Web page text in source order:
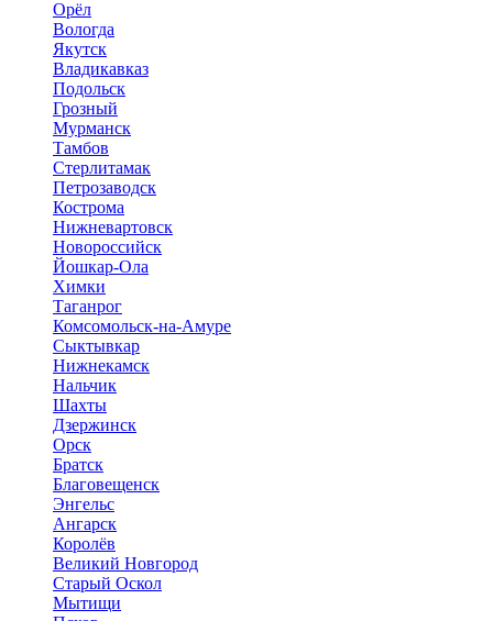
Орёл
Вологда
Якутск
Владикавказ
Подольск
Грозный
Мурманск
Тамбов
Стерлитамак
Петрозаводск
Кострома
Нижневартовск
Новороссийск
Йошкар-Ола
Химки
Таганрог
Комсомольск-на-Амуре
Сыктывкар
Нижнекамск
Нальчик
Шахты
Дзержинск
Орск
Братск
Благовещенск
Энгельс
Ангарск
Королёв
Великий Новгород
Старый Оскол
Мытищи